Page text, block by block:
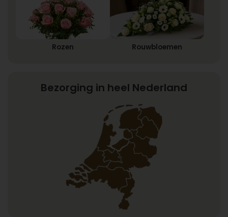
Rozen Rouwbloemen
Bezorging in heel Nederland